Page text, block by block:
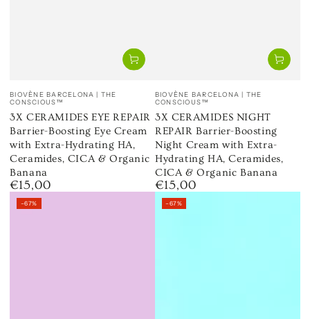
Venditore:
BIOVÈNE BARCELONA | THE
CONSCIOUS™
3X CERAMIDES EYE REPAIR
Barrier-Boosting Eye Cream
with Extra-Hydrating HA,
Ceramides, CICA & Organic
Banana
Prezzo
regolare
€15,00
Venditore:
BIOVÈNE BARCELONA | THE
CONSCIOUS™
3X CERAMIDES NIGHT
REPAIR Barrier-Boosting
Night Cream with Extra-
Hydrating HA, Ceramides,
CICA & Organic Banana
Prezzo
regolare
€15,00
–67% –67%